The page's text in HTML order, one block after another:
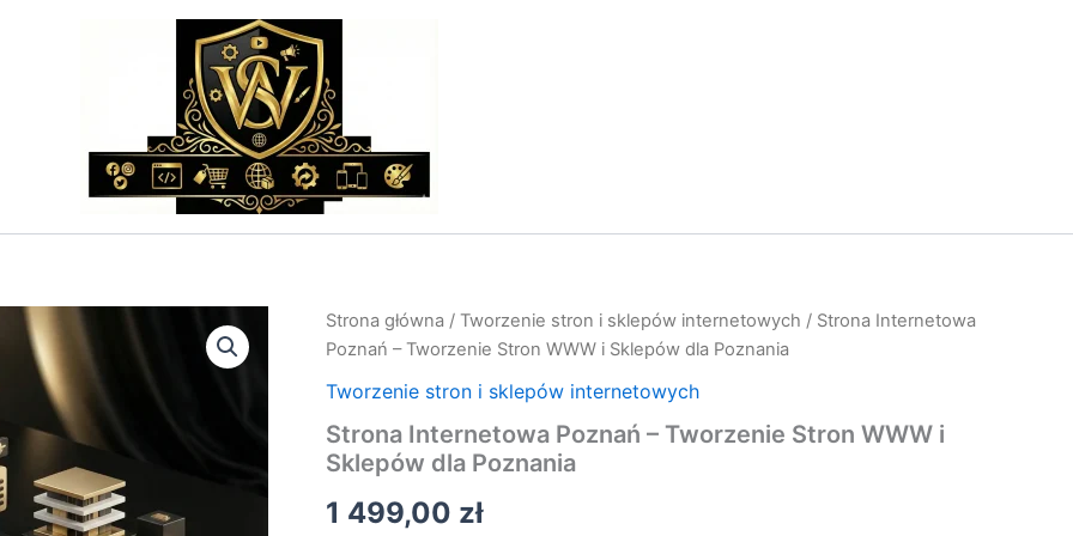
Strona główna / Tworzenie stron i sklepów internetowych / Strona Internetowa
Poznań – Tworzenie Stron WWW i Sklepów dla Poznania
Tworzenie stron i sklepów internetowych
Strona Internetowa Poznań – Tworzenie Stron WWW i
Sklepów dla Poznania
1 499,00 zł
ilość
Strona
Poznań
Tworzenie
Stron
i